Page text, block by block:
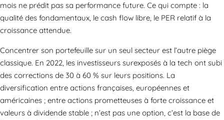
mois ne prédit pas sa performance future. Ce qui compte : la
qualité des fondamentaux, le cash flow libre, le PER relatif à la
croissance attendue.
Concentrer son portefeuille sur un seul secteur est l’autre piège
classique. En 2022, les investisseurs surexposés à la tech ont subi
des corrections de 30 à 60 % sur leurs positions. La
diversification entre actions françaises, européennes et
américaines ; entre actions prometteuses à forte croissance et
valeurs à dividende stable ; n’est pas une option, c’est la base de